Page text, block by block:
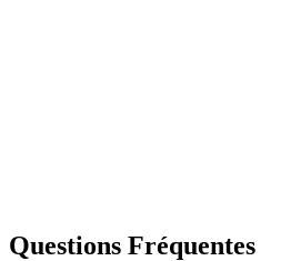
Questions Fréquentes